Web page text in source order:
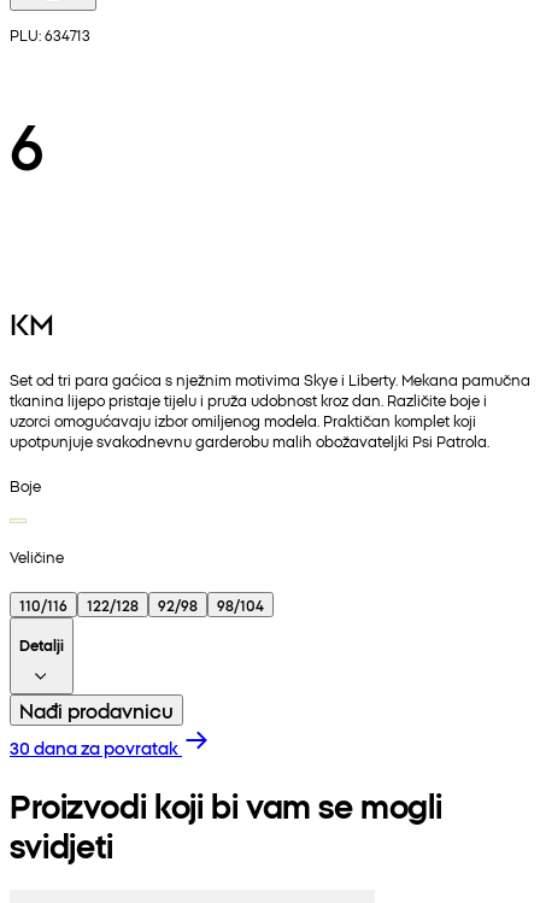
PLU: 634713
6
KM
Set od tri para gaćica s nježnim motivima Skye i Liberty. Mekana pamučna
tkanina lijepo pristaje tijelu i pruža udobnost kroz dan. Različite boje i
uzorci omogućavaju izbor omiljenog modela. Praktičan komplet koji
upotpunjuje svakodnevnu garderobu malih obožavateljki Psi Patrola.
Boje
Veličine
110/116 122/128 92/98
98/104
Detalji
Nađi prodavnicu
30 dana za povratak
Proizvodi koji bi vam se mogli
svidjeti